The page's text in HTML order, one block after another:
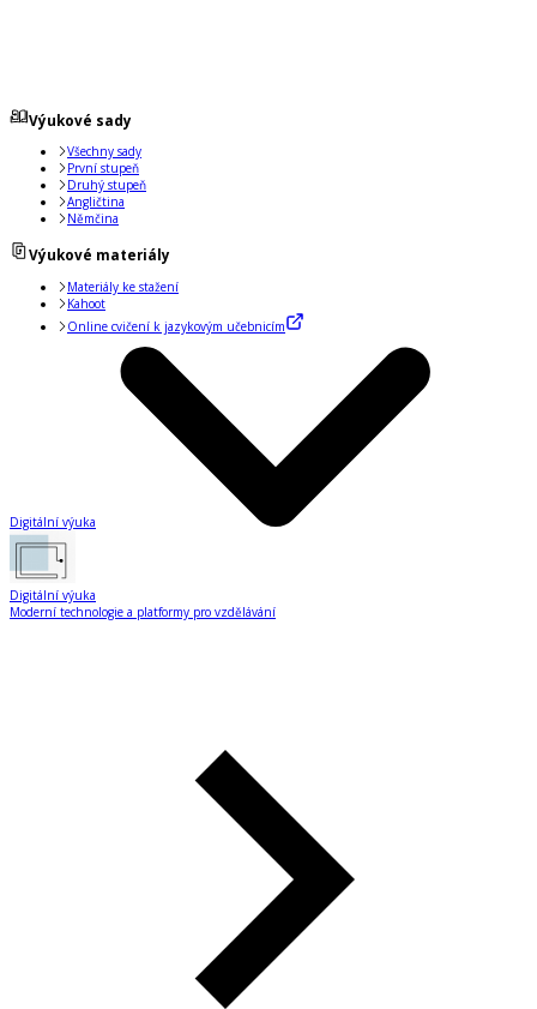
Výukové sady
Všechny sady
První stupeň
Druhý stupeň
Angličtina
Němčina
Výukové materiály
Materiály ke stažení
Kahoot
Online cvičení k jazykovým učebnicím
Digitální výuka
Digitální výuka
Moderní technologie a platformy pro vzdělávání